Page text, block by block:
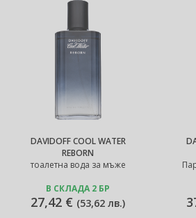
DAVIDOFF COOL WATER
REBORN
тоалетна вода за мъже
В СКЛАДА 2 БР
27,42 € (53,62 лв.)